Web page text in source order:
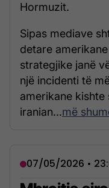
Hormuzit.
Sipas mediave
detare
strategjike janë
një incidenti të
amerikane kishte
iranian...më
07/05/2026 •